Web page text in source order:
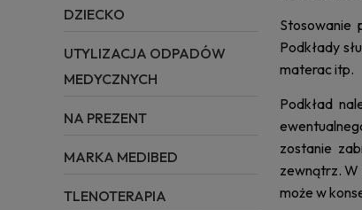
DZIECKO
UTYLIZACJA ODPADÓW
MEDYCZNYCH
NA PREZENT
MARKA MEDIBED
TLENOTERAPIA
Stosowanie
Podkłady
materac itp.
Podkład
zostanie
zewnątrz.W
może w